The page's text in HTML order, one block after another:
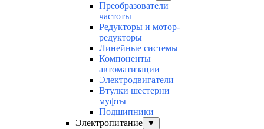
Преобразователи
частоты
Редукторы и мотор-
редукторы
Линейные системы
Компоненты
автоматизации
Электродвигатели
Втулки шестерни
муфты
Подшипники
Электропитание
▼